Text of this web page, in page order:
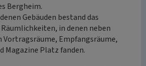
Bergheim.
Gebäuden bestand das
in denen neben
Vortragsräume, Empfangsräume,
Magazine Platz fanden.